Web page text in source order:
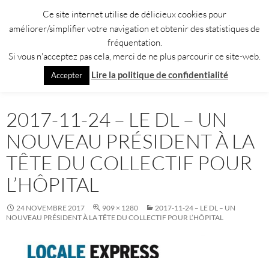
contenu
Collectif pour l'Hôpital de Moûtiers
Recherche
2017-11-24 – LE DL – UN
NOUVEAU PRÉSIDENT À LA
TÊTE DU COLLECTIF POUR
L’HÔPITAL
24 NOVEMBRE 2017 909 × 1280
2017-11-24 – LE DL – UN
NOUVEAU PRÉSIDENT À LA TÊTE DU COLLECTIF POUR L’HÔPITAL
Ce site internet utilise de délicieux cookies pour
améliorer/simplifier votre navigation et obtenir des statistiques de
fréquentation.
Si vous n'acceptez pas cela, merci de ne plus parcourir ce site-web.
Accepter Lire la politique de confidentialité